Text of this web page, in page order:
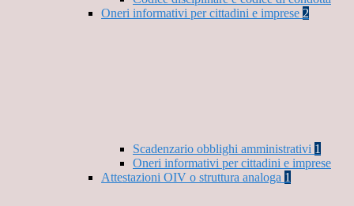
Oneri informativi per cittadini e imprese 2
Scadenzario obblighi amministrativi 1
Oneri informativi per cittadini e imprese
Attestazioni OIV o struttura analoga 1